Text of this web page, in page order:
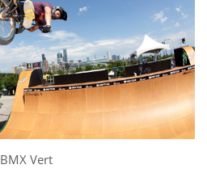
BMX Vert